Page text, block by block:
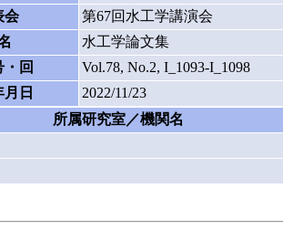
会
第67回水工学講演会
水工学論文集
・回
Vol.78, No.2, I_1093-I_1098
日
2022/11/23
所属研究室／機関名